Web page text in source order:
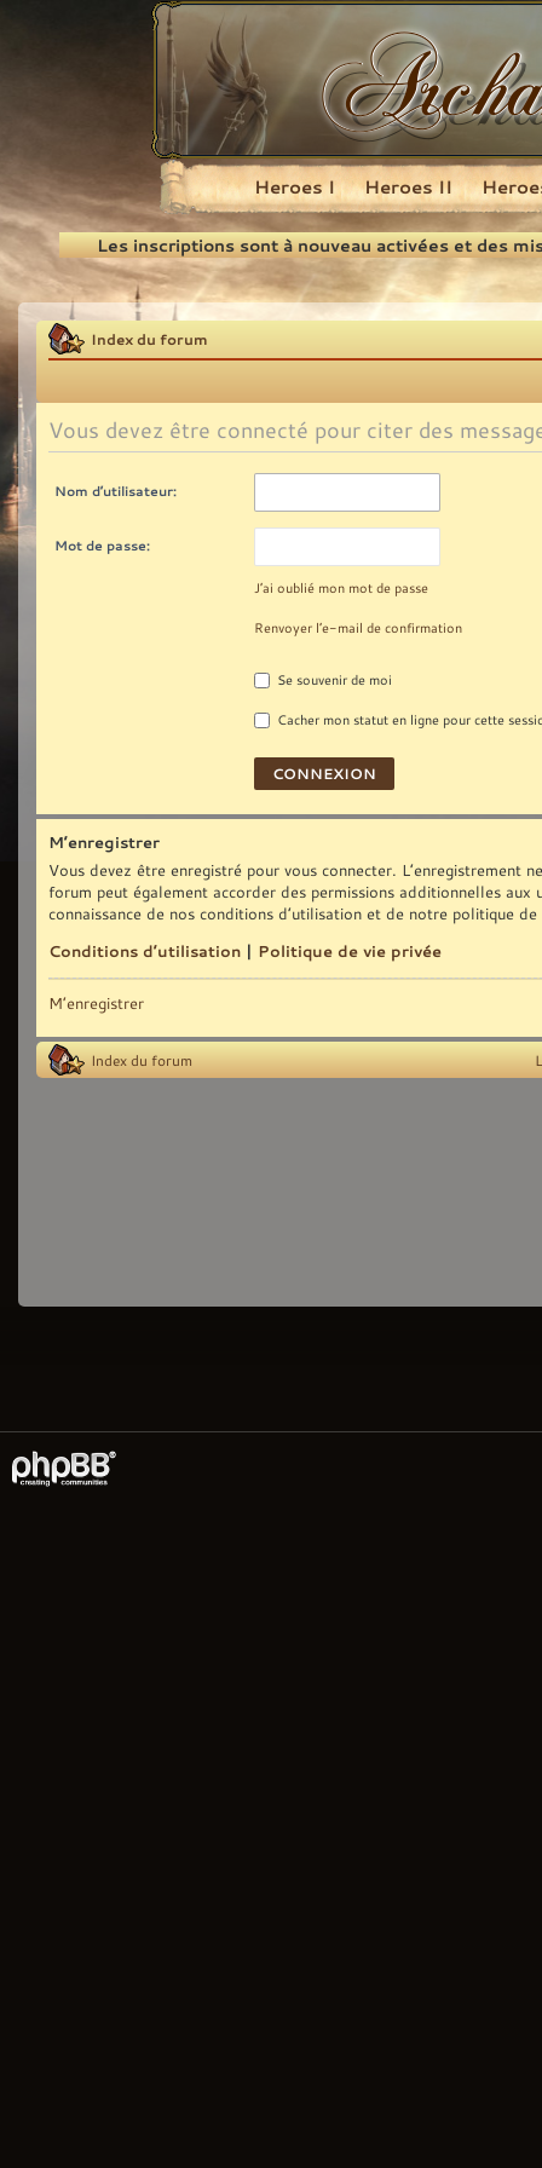
Recherche
Heroes I Heroes II
Les inscriptions sont à nouveau activées et des
Index du forum
Vous devez être connecté pour citer des
Nom d’utilisateur:
Mot de passe:
J’ai oublié mon mot de passe
Renvoyer l’e-mail de confirmation
Se souvenir de moi
Cacher mon statut en ligne pour cette
M’enregistrer
Vous devez être enregistré pour vous connecter. L’enregistrement
forum peut également accorder des permissions additionnelles
connaissance de nos conditions d’utilisation et de notre politique
Conditions d’utilisation | Politique de vie privée
M’enregistrer
Index du forum